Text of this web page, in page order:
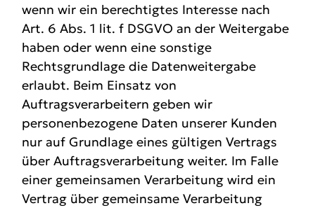
wenn wir ein berechtigtes Interesse nach
Art. 6 Abs. 1 lit. f DSGVO an der Weitergabe
haben oder wenn eine sonstige
Rechtsgrundlage die Datenweitergabe
erlaubt. Beim Einsatz von
Auftragsverarbeitern geben wir
personenbezogene Daten unserer Kunden
nur auf Grundlage eines gültigen Vertrags
über Auftragsverarbeitung weiter. Im Falle
einer gemeinsamen Verarbeitung wird ein
Vertrag über gemeinsame Verarbeitung